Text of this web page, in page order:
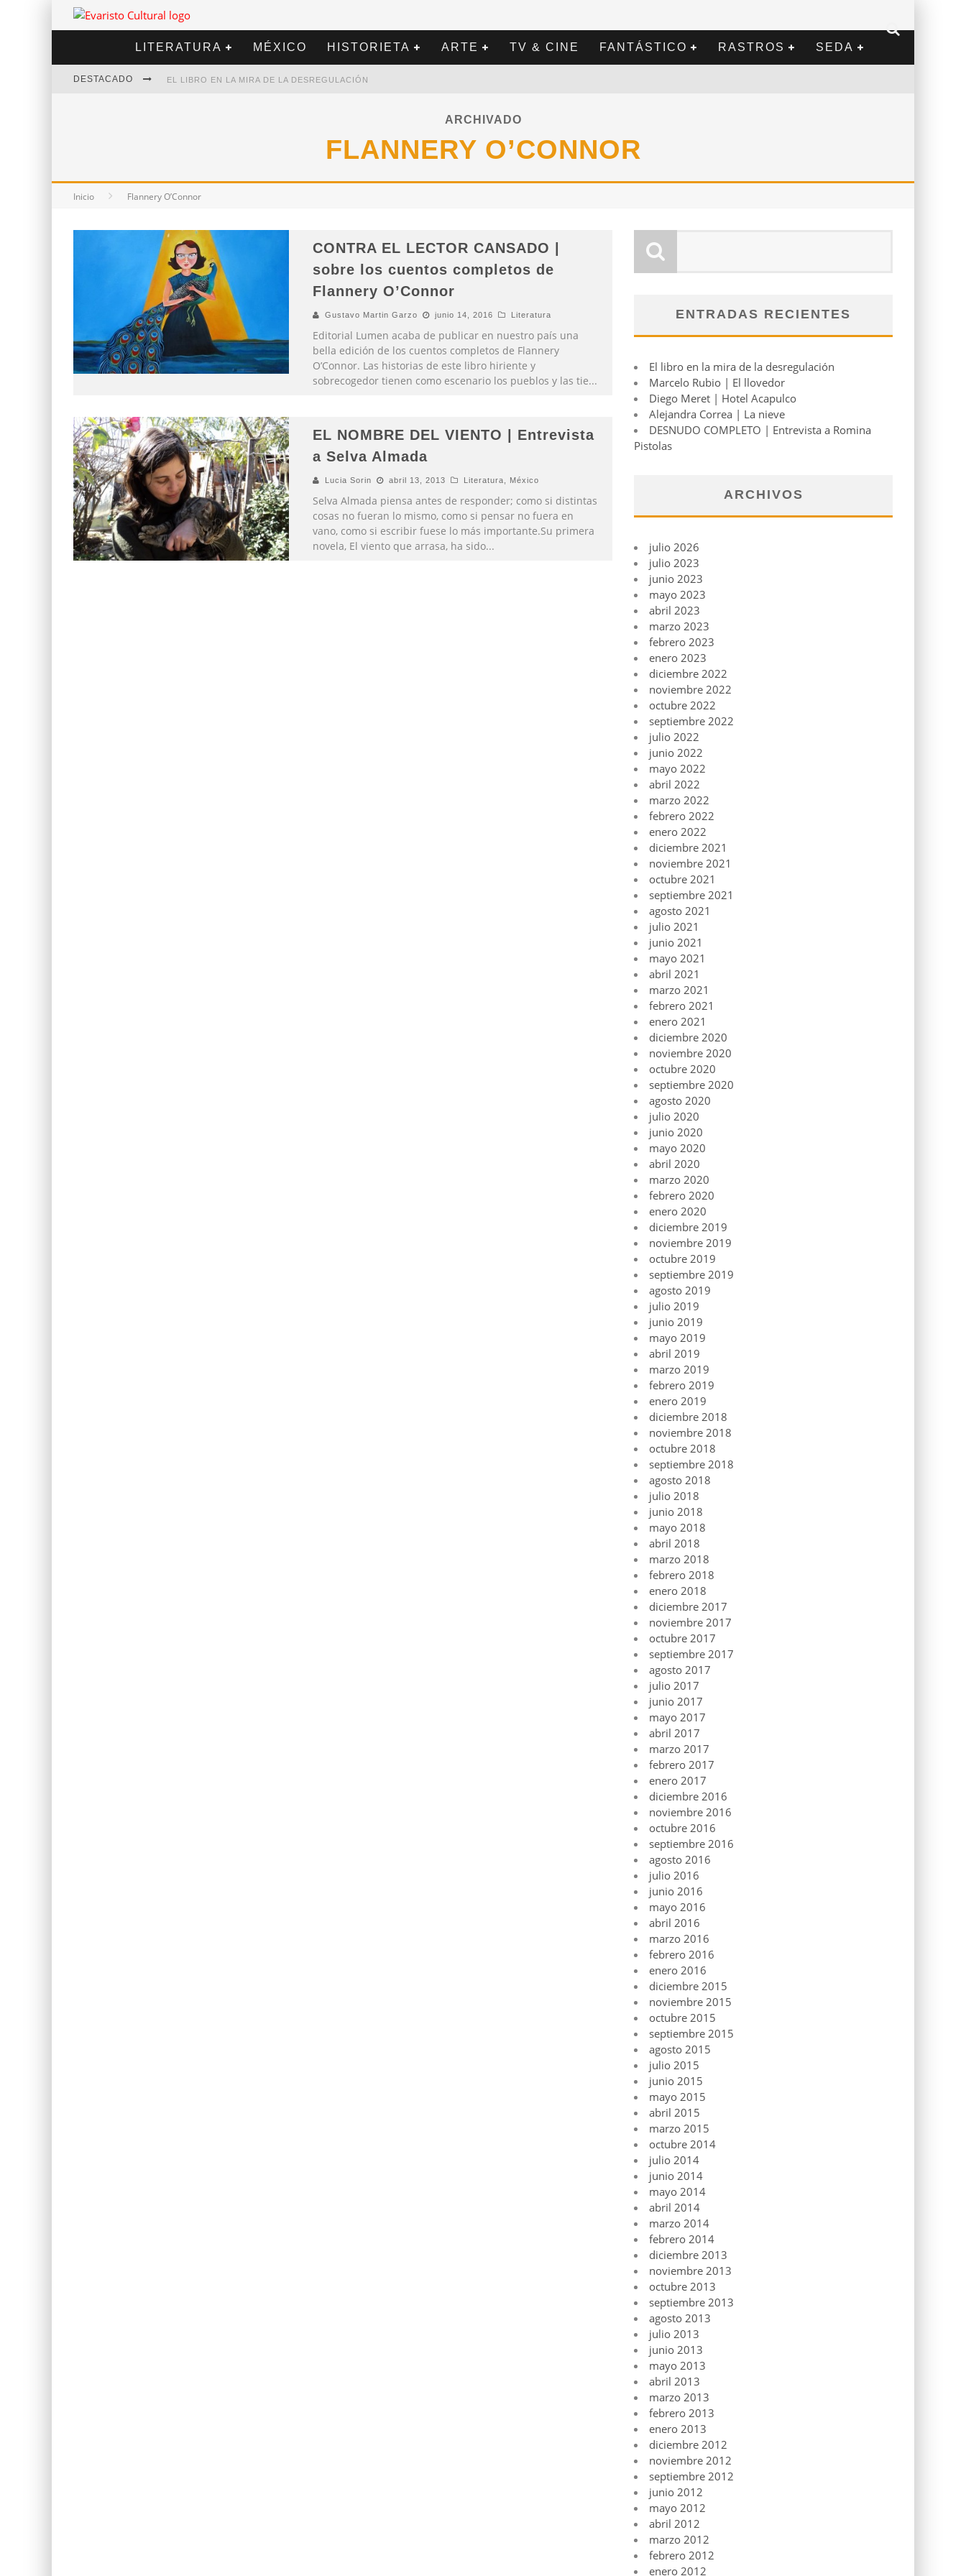
LITERATURA MÉXICO HISTORIETA ARTE TV & CINE FANTÁSTICO RASTROS SEDA
DESTACADO EL LIBRO EN LA MIRA DE LA DESREGULACIÓN
ARCHIVADO
FLANNERY O’CONNOR
Inicio Flannery O’Connor
CONTRA EL LECTOR CANSADO |
sobre los cuentos completos de
Flannery O’Connor
Gustavo Martin Garzo junio 14, 2016 Literatura
Editorial Lumen acaba de publicar en nuestro país una
bella edición de los cuentos completos de Flannery
O’Connor. Las historias de este libro hiriente y
sobrecogedor tienen como escenario los pueblos y las tie...
EL NOMBRE DEL VIENTO | Entrevista
a Selva Almada
Lucia Sorin abril 13, 2013 Literatura México
Selva Almada piensa antes de responder; como si distintas
cosas no fueran lo mismo, como si pensar no fuera en
vano, como si escribir fuese lo más importante.Su primera
novela, El viento que arrasa, ha sido...
ENTRADAS RECIENTES
El libro en la mira de la desregulación
Marcelo Rubio | El llovedor
Diego Meret | Hotel Acapulco
Alejandra Correa | La nieve
DESNUDO COMPLETO | Entrevista a Romina
Pistolas
ARCHIVOS
julio 2026
julio 2023
junio 2023
mayo 2023
abril 2023
marzo 2023
febrero 2023
enero 2023
diciembre 2022
noviembre 2022
octubre 2022
septiembre 2022
julio 2022
junio 2022
mayo 2022
abril 2022
marzo 2022
febrero 2022
enero 2022
diciembre 2021
noviembre 2021
octubre 2021
septiembre 2021
agosto 2021
julio 2021
junio 2021
mayo 2021
abril 2021
marzo 2021
febrero 2021
enero 2021
diciembre 2020
noviembre 2020
octubre 2020
septiembre 2020
agosto 2020
julio 2020
junio 2020
mayo 2020
abril 2020
marzo 2020
febrero 2020
enero 2020
diciembre 2019
noviembre 2019
octubre 2019
septiembre 2019
agosto 2019
julio 2019
junio 2019
mayo 2019
abril 2019
marzo 2019
febrero 2019
enero 2019
diciembre 2018
noviembre 2018
octubre 2018
septiembre 2018
agosto 2018
julio 2018
junio 2018
mayo 2018
abril 2018
marzo 2018
febrero 2018
enero 2018
diciembre 2017
noviembre 2017
octubre 2017
septiembre 2017
agosto 2017
julio 2017
junio 2017
mayo 2017
abril 2017
marzo 2017
febrero 2017
enero 2017
diciembre 2016
noviembre 2016
octubre 2016
septiembre 2016
agosto 2016
julio 2016
junio 2016
mayo 2016
abril 2016
marzo 2016
febrero 2016
enero 2016
diciembre 2015
noviembre 2015
octubre 2015
septiembre 2015
agosto 2015
julio 2015
junio 2015
mayo 2015
abril 2015
marzo 2015
octubre 2014
julio 2014
junio 2014
mayo 2014
abril 2014
marzo 2014
febrero 2014
diciembre 2013
noviembre 2013
octubre 2013
septiembre 2013
agosto 2013
julio 2013
junio 2013
mayo 2013
abril 2013
marzo 2013
febrero 2013
enero 2013
diciembre 2012
noviembre 2012
septiembre 2012
junio 2012
mayo 2012
abril 2012
marzo 2012
febrero 2012
enero 2012